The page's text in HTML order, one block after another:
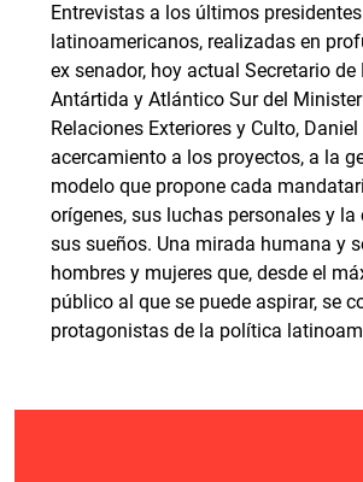
Entrevistas a los últimos presidentes
latinoamericanos, realizadas en
ex senador, hoy actual Secretario
Antártida y Atlántico Sur del
Relaciones Exteriores y Culto,
acercamiento a los proyectos, a la
modelo que propone cada
orígenes, sus luchas personales y la
sus sueños. Una mirada humana y
hombres y mujeres que, desde el
público al que se puede aspirar, se
protagonistas de la política